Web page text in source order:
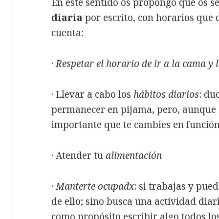
En este sentido os propongo que os
diaria por escrito, con horarios
cuenta:
·Respetar el horario de ir a la cama y
· Llevar a cabo los hábitos diarios:
permanecer en pijama, pero, aunque
importante que te cambies en
· Atender tualimentación
·Manterte ocupadx: si trabajas y
de ello; sino busca una actividad